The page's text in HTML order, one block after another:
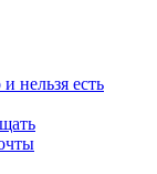
нельзя есть